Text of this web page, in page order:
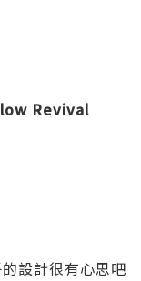
Revival
設計很有心思吧